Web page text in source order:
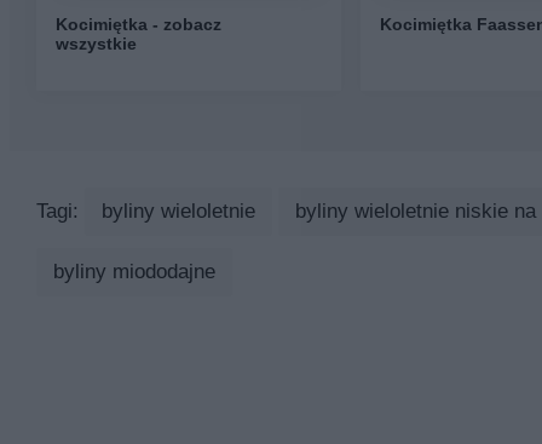
Kocimiętka - zobacz
wszystkie
Kocimiętka
Tagi: byliny wieloletnie byliny wieloletnie niskie na
byliny miododajne